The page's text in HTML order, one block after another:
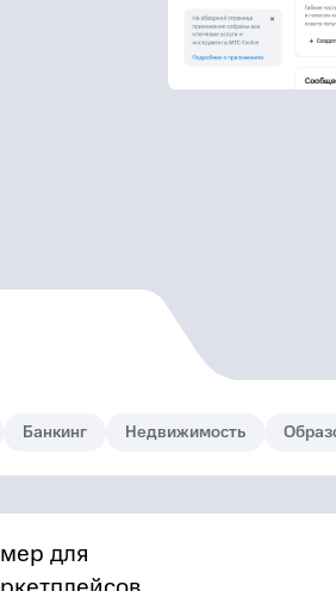
Банкинг Недвижимость
для